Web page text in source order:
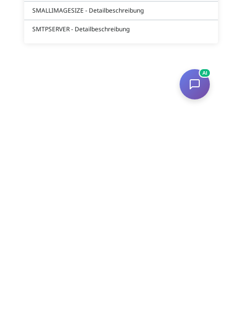
SMALLIMAGESIZE - Detailbeschreibung
SMTPSERVER - Detailbeschreibung
AI